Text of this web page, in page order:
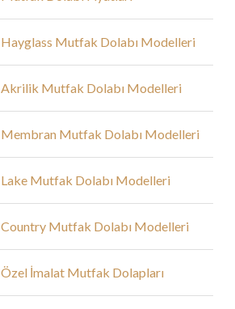
Hayglass Mutfak Dolabı Modelleri
Akrilik Mutfak Dolabı Modelleri
Membran Mutfak Dolabı Modelleri
Lake Mutfak Dolabı Modelleri
Country Mutfak Dolabı Modelleri
Özel İmalat Mutfak Dolapları